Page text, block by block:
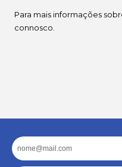
Para mais informações
connosco.
Email